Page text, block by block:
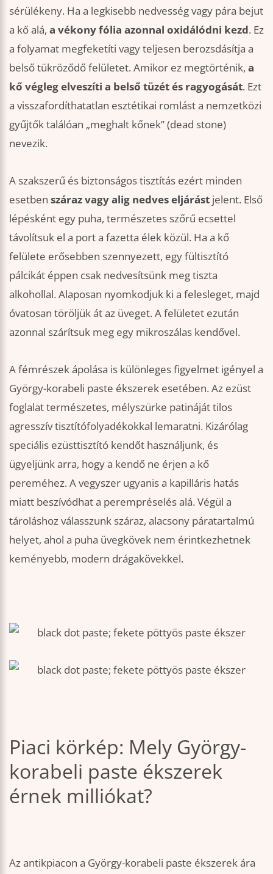
sérülékeny. Ha a legkisebb nedvesség vagy pára bejut
a kő alá, a vékony fólia azonnal oxidálódni kezd. Ez
a folyamat megfeketíti vagy teljesen berozsdásítja a
belső tükröződő felületet. Amikor ez megtörténik, a
kő végleg elveszíti a belső tüzét és ragyogását. Ezt
a visszafordíthatatlan esztétikai romlást a nemzetközi
gyűjtők találóan „meghalt kőnek” (dead stone)
nevezik.
A szakszerű és biztonságos tisztítás ezért minden
esetben száraz vagy alig nedves eljárást jelent. Első
lépésként egy puha, természetes szőrű ecsettel
távolítsuk el a port a fazetta élek közül. Ha a kő
felülete erősebben szennyezett, egy fültisztító
pálcikát éppen csak nedvesítsünk meg tiszta
alkohollal. Alaposan nyomkodjuk ki a felesleget, majd
óvatosan töröljük át az üveget. A felületet ezután
azonnal szárítsuk meg egy mikroszálas kendővel.
A fémrészek ápolása is különleges figyelmet igényel a
György-korabeli paste ékszerek esetében. Az ezüst
foglalat természetes, mélyszürke patináját tilos
agresszív tisztítófolyadékokkal lemaratni. Kizárólag
speciális ezüsttisztító kendőt használjunk, és
ügyeljünk arra, hogy a kendő ne érjen a kő
pereméhez. A vegyszer ugyanis a kapilláris hatás
miatt beszívódhat a perempréselés alá. Végül a
tároláshoz válasszunk száraz, alacsony páratartalmú
helyet, ahol a puha üvegkövek nem érintkezhetnek
keményebb, modern drágakövekkel.
Piaci körkép: Mely György-
korabeli paste ékszerek
érnek milliókat?
Az antikpiacon a György-korabeli paste ékszerek ára